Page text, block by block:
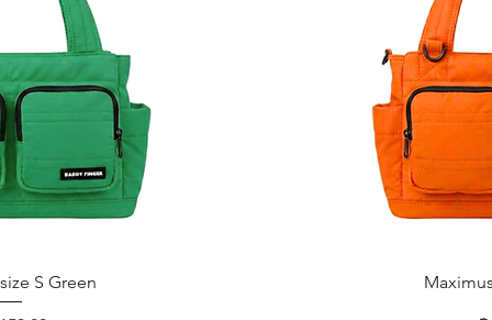
ลด่วนS Green
ดู